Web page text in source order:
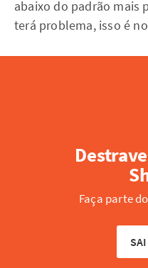
abaixo do padrão mais
terá problema, isso é
Faça parte